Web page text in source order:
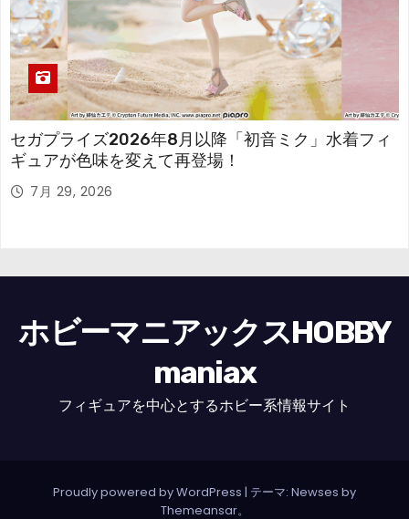
セガプライズ2026年8月以降「初音ミク」水着フィ
ギュアが色味を変えて再登場！
7月 29, 2026
ホビーマニアックスHOBBY
maniax
フィギュアを中心とするホビー系情報サイト
Proudly powered by WordPress | テーマ: Newses by
Themeansar。